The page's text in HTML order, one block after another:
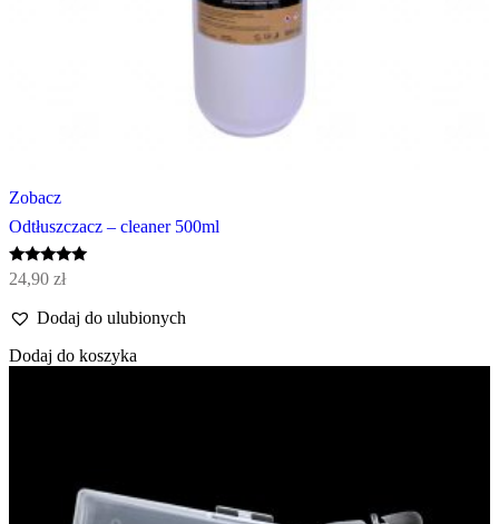
Zobacz
Odtłuszczacz – cleaner 500ml
Oceniono
5.00
24,90 zł
Dodaj do ulubionych
Dodaj do koszyka